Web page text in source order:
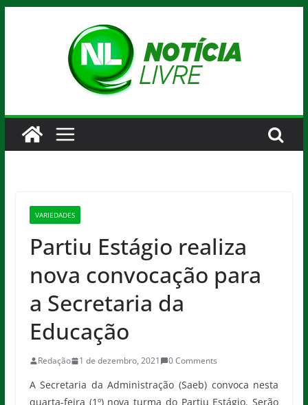
VARIEDADES
Partiu Estágio realiza
nova convocação para
a Secretaria da
Educação
Redação 1 de dezembro, 2021 0 Comments
A Secretaria da Administração (Saeb) convoca nesta
quarta-feira (1º) nova turma do Partiu Estágio. Serão